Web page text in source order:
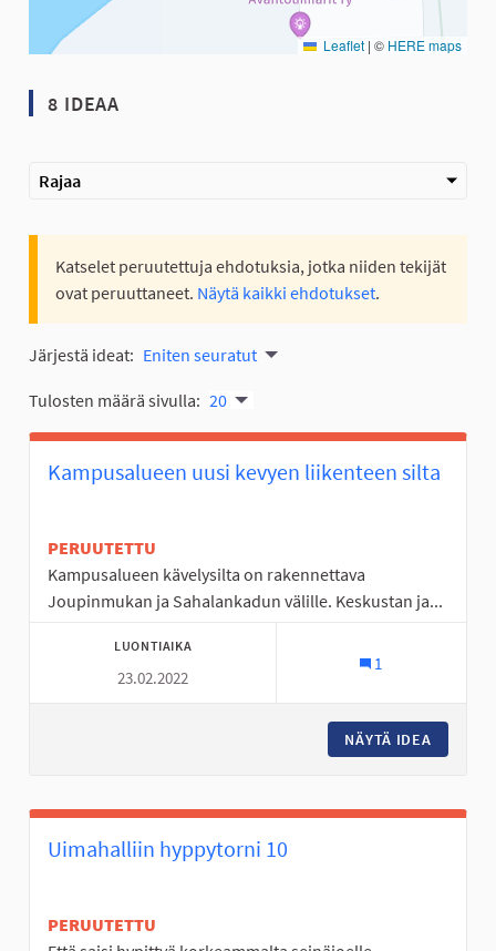
Leaflet | © HERE maps
8 IDEAA
Rajaa
Katselet peruutettuja ehdotuksia, jotka niiden tekijät
ovat peruuttaneet. Näytä kaikki ehdotukset.
Järjestä ideat: Eniten seuratut
Tulosten määrä sivulla: 20
Kampusalueen uusi kevyen liikenteen silta
PERUUTETTU
Kampusalueen kävelysilta on rakennettava
Joupinmukan ja Sahalankadun välille. Keskustan ja...
LUONTIAIKA
23.02.2022
1
NÄYTÄ IDEA
Uimahalliin hyppytorni 10
PERUUTETTU